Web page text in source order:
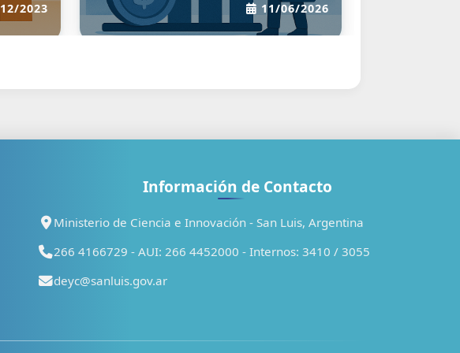
17/11/2023 14/10/2025
Información de Contacto
Ministerio de Ciencia e Innovación - San Luis, Argentina
266 4166729 - AUI: 266 4452000 - Internos: 3410 / 3055
deyc@sanluis.gov.ar